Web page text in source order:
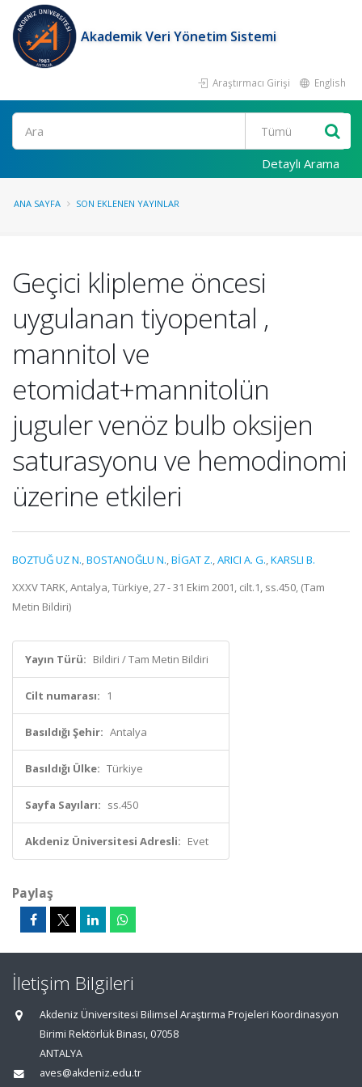
Akademik Veri Yönetim Sistemi
Araştırmacı Girişi English
Ara
Detaylı Arama
ANA SAYFA SON EKLENEN YAYINLAR
Geçici klipleme öncesi
uygulanan tiyopental ,
mannitol ve
etomidat+mannitolün
juguler venöz bulb oksijen
saturasyonu ve hemodinomi
üzerine etkileri
BOZTUĞ UZ N.,BOSTANOĞLU N.,BİGAT Z.,ARICI A. G.,KARSLI B.
XXXV TARK, Antalya, Türkiye, 27 - 31 Ekim 2001, cilt.1, ss.450, (Tam
Metin Bildiri)
Yayın Türü: Bildiri / Tam Metin Bildiri
Cilt numarası: 1
Basıldığı Şehir: Antalya
Basıldığı Ülke: Türkiye
Sayfa Sayıları: ss.450
Akdeniz Üniversitesi Adresli: Evet
Paylaş
İletişim Bilgileri
Akdeniz Üniversitesi Bilimsel Araştırma Projeleri Koordinasyon
Birimi Rektörlük Binası, 07058
ANTALYA
aves@akdeniz.edu.tr